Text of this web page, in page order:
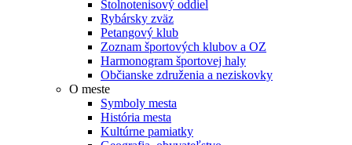
Stolnotenisový oddiel
Rybársky zväz
Petangový klub
Zoznam športových klubov a OZ
Harmonogram športovej haly
Občianske združenia a neziskovky
O meste
Symboly mesta
História mesta
Kultúrne pamiatky